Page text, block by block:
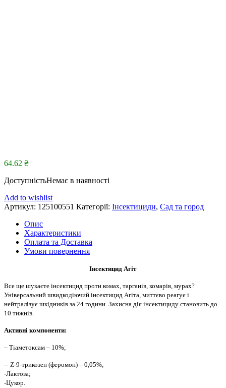
64.62 ₴
ДоступністьНемає в наявності
Add to wishlist
Артикул: 125100551 Категорії: Інсектициди, Сад та город
Опис
Характеристики
Оплата та Доставка
Умови повернення
Інсектицид Агіт
Все ще шукаєте інсектицид проти комах, тарганів, комарів, мурах?
Універсальний швидкодіючий інсектицид Агіта, миттєво реагує і
нейтралізує шкідників за 24 години. Захисна дія інсектициду становить до
10 тижнів.
Активні компоненти:
– Тіаметоксам – 10%;
– Z-9-трикозен (феромон) – 0,05%;
-Лактоза;
-Цукор.